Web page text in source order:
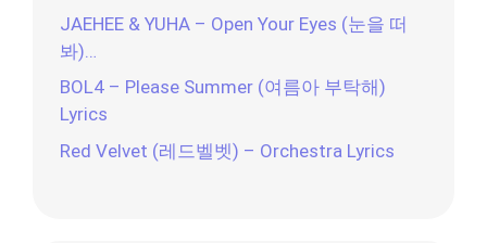
JAEHEE & YUHA – Open Your Eyes (눈을 떠
봐)…
BOL4 – Please Summer (여름아 부탁해)
Lyrics
Red Velvet (레드벨벳) – Orchestra Lyrics